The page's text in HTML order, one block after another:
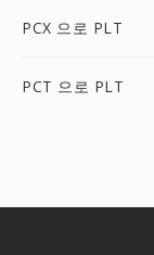
PCX 으로 PLT
PCT 으로 PLT